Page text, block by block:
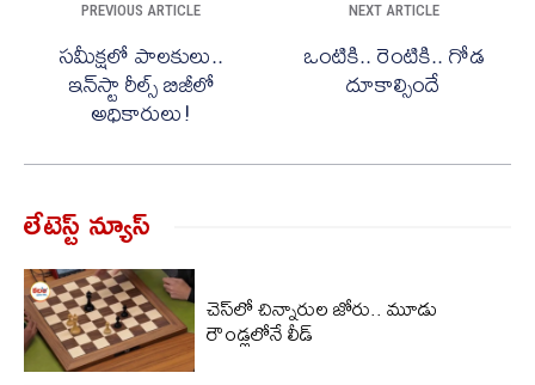
PREVIOUS ARTICLE
స‌మీక్ష‌లో పాల‌కులు..
ఇన్‌స్టా రీల్స్ బిజీలో
అధికారులు!
NEXT ARTICLE
ఒంటికి.. రెంటికి.. గోడ
దూకాల్సిందే
లేటెస్ట్ న్యూస్‌
చెస్‌లో చిన్నారుల జోరు.. మూడు
రౌండ్లలోనే లీడ్